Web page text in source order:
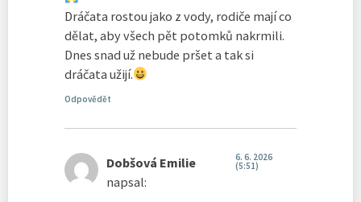
Dráčata rostou jako z vody, rodiče mají co
dělat, aby všech pět potomků nakrmili.
Dnes snad už nebude pršet a tak si
dráčata užijí.
Odpovědět
Dobšová Emilie
napsal:
6. 6. 2026
(5:51)